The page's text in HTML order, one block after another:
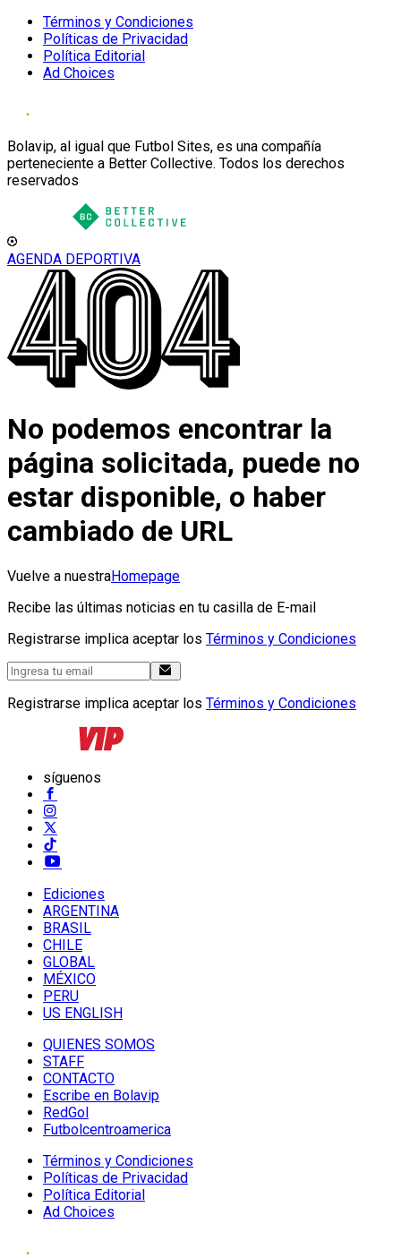
Términos y Condiciones
Políticas de Privacidad
Política Editorial
Ad Choices
Bolavip, al igual que Futbol Sites, es una compañía
perteneciente a Better Collective. Todos los derechos
reservados
AGENDA DEPORTIVA
No podemos encontrar la
página solicitada, puede no
estar disponible, o haber
cambiado de URL
Vuelve a nuestraHomepage
Recibe las últimas noticias en tu casilla de E-mail
Registrarse implica aceptar los Términos y Condiciones
Registrarse implica aceptar los Términos y Condiciones
síguenos
Ediciones
ARGENTINA
BRASIL
CHILE
GLOBAL
MÉXICO
PERU
US ENGLISH
QUIENES SOMOS
STAFF
CONTACTO
Escribe en Bolavip
RedGol
Futbolcentroamerica
Términos y Condiciones
Políticas de Privacidad
Política Editorial
Ad Choices